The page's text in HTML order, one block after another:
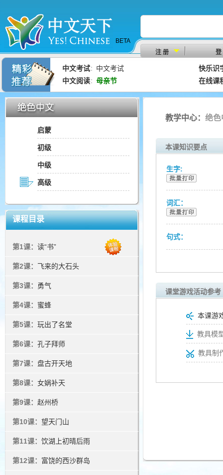
BETA
注 册
登
中文考试： 中文考试
快乐识
中文阅读： 母亲节 在线课
启蒙
初级
中级
高级
课程目录
第1课： 读“书”
第2课： 飞来的大石头
第3课： 勇气
第4课： 蜜蜂
第5课： 玩出了名堂
第6课： 孔子拜师
第7课： 盘古开天地
第8课： 女娲补天
第9课： 赵州桥
第10课： 望天门山
第11课： 饮湖上初晴后雨
第12课： 富饶的西沙群岛
教学中心： 绝
本课知识要点
生字:
词汇：
句式：
课堂游戏活动参考
本课游
教具模
教具制